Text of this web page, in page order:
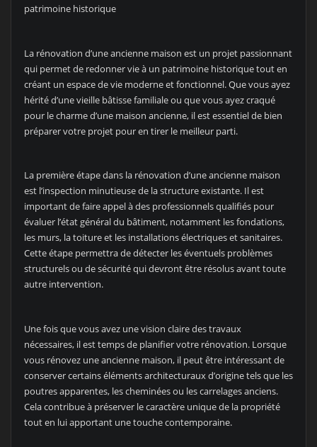
patrimoine historique
La rénovation d’une ancienne maison est un projet passionnant
qui permet de redonner vie à un patrimoine historique tout en
créant un espace de vie moderne et fonctionnel. Que vous ayez
hérité d’une vieille bâtisse familiale ou que vous ayez craqué
pour le charme d’une maison ancienne, il est essentiel de bien
préparer votre projet pour en tirer le meilleur parti.
La première étape dans la rénovation d’une ancienne maison
est l’inspection minutieuse de la structure existante. Il est
important de faire appel à des professionnels qualifiés pour
évaluer l’état général du bâtiment, notamment les fondations,
les murs, la toiture et les installations électriques et sanitaires.
Cette étape permettra de détecter les éventuels problèmes
structurels ou de sécurité qui devront être résolus avant toute
autre intervention.
Une fois que vous avez une vision claire des travaux
nécessaires, il est temps de planifier votre rénovation. Lorsque
vous rénovez une ancienne maison, il peut être intéressant de
conserver certains éléments architecturaux d’origine tels que les
poutres apparentes, les cheminées ou les carrelages anciens.
Cela contribue à préserver le caractère unique de la propriété
tout en lui apportant une touche contemporaine.